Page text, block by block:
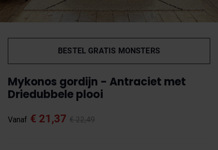
BESTEL GRATIS MONSTERS
Mykonos gordijn - Antraciet met
Driedubbele plooi
Vanaf € 22,49
€ 21,37